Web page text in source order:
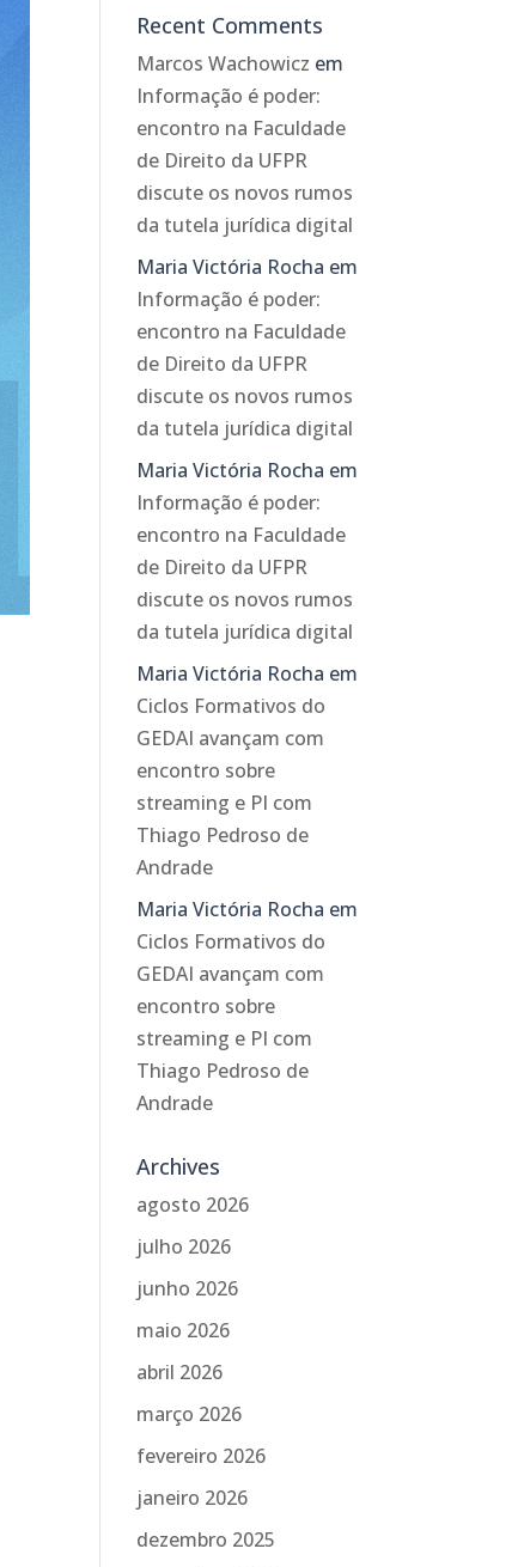
Recent Comments
Marcos Wachowicz em
Informação é poder:
encontro na Faculdade
de Direito da UFPR
discute os novos rumos
da tutela jurídica digital
Maria Victória Rocha em
Informação é poder:
encontro na Faculdade
de Direito da UFPR
discute os novos rumos
da tutela jurídica digital
Maria Victória Rocha em
Informação é poder:
encontro na Faculdade
de Direito da UFPR
discute os novos rumos
da tutela jurídica digital
Maria Victória Rocha em
Ciclos Formativos do
GEDAI avançam com
encontro sobre
streaming e PI com
Thiago Pedroso de
Andrade
Maria Victória Rocha em
Ciclos Formativos do
GEDAI avançam com
encontro sobre
streaming e PI com
Thiago Pedroso de
Andrade
Archives
agosto 2026
julho 2026
junho 2026
maio 2026
abril 2026
março 2026
fevereiro 2026
janeiro 2026
dezembro 2025